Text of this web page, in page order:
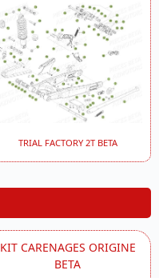
TRIAL FACTORY 2T BETA
KIT CARENAGES ORIGINE
BETA